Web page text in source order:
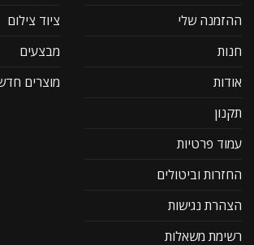
ההזמנה שלי
חנות
אודות
תקנון
עמוד פרטיות
החזרות וביטולים
הצהרת נגישות
רשימת משאלות
ציוד צילום
מבצעים
מוצרים